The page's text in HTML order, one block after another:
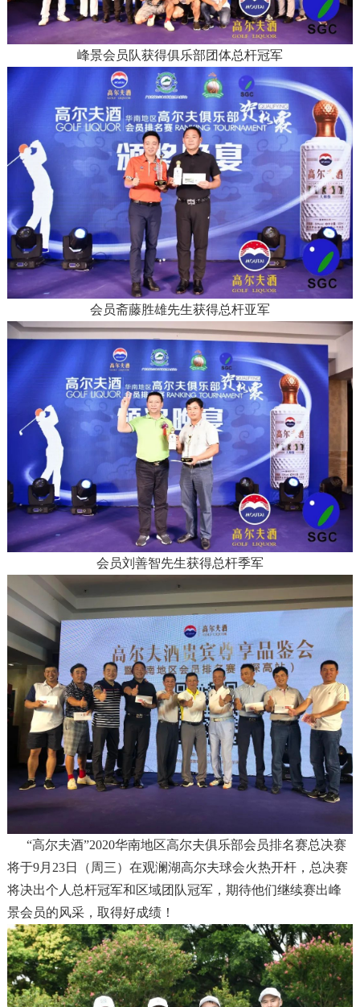
峰景会员队获得俱乐部团体总杆冠军
会员斋藤胜雄先生获得总杆亚军
会员刘善智先生获得总杆季军
“高尔夫酒”2020华南地区高尔夫俱乐部会员排名赛总决赛
将于9月23日（周三）在观澜湖高尔夫球会火热开杆，总决赛
将决出个人总杆冠军和区域团队冠军，期待他们继续赛出峰
景会员的风采，取得好成绩！